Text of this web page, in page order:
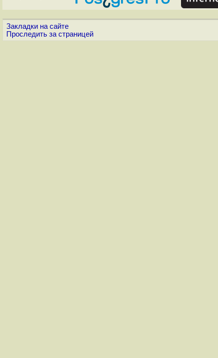
Закладки на сайте
Проследить за страницей